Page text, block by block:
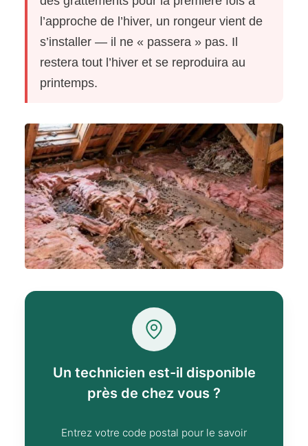
l’approche de l’hiver, un rongeur vient de
s’installer — il ne « passera » pas. Il
restera tout l’hiver et se reproduira au
printemps.
Un technicien est-il disponible
près de chez vous ?
Entrez votre code postal pour le savoir